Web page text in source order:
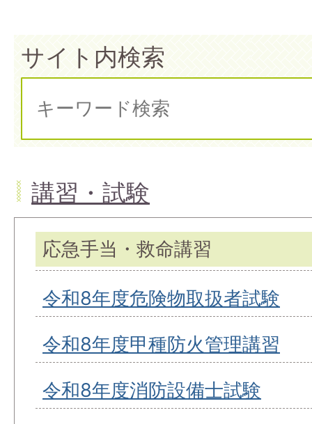
サイト内検索
講習・試験
応急手当・救命講習
令和8年度危険物取扱者試験
令和8年度甲種防火管理講習
令和8年度消防設備士試験